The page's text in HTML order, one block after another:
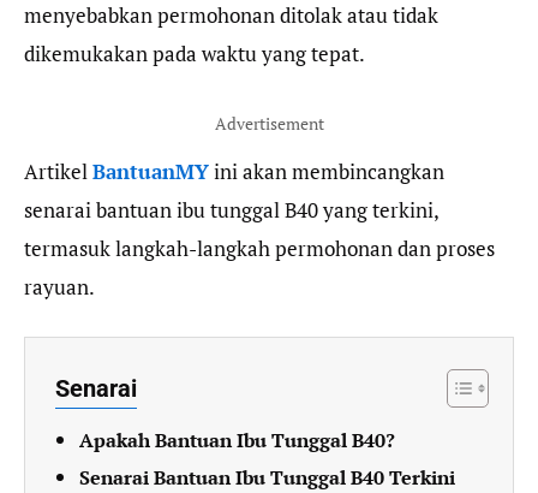
menyebabkan permohonan ditolak atau tidak
dikemukakan pada waktu yang tepat.
Advertisement
ArtikelBantuanMYini akan membincangkan
senarai bantuan ibu tunggal B40 yang terkini,
termasuk langkah-langkah permohonan dan proses
rayuan.
Senarai
Apakah Bantuan Ibu Tunggal B40?
Senarai Bantuan Ibu Tunggal B40 Terkini